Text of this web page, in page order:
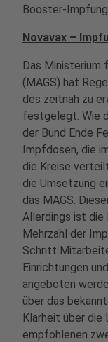
Booster-
Novavax –
Das Ministerium
(MAGS) hat
des zeitnah zu
festgelegt. Wie
der Bund Ende
Impfdosen, die
die Kreise
die Umsetzung
das MAGS.
Allerdings ist die
Mehrzahl der
Schritt
Einrichtungen
angeboten
über das
Klarheit über
empfohlenen